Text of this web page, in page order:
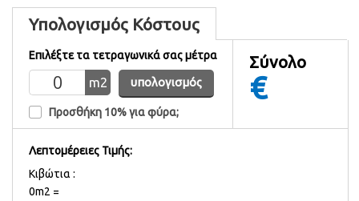
Υπολογισμός Κόστους
Επιλέξτε τα τετραγωνικά σας μέτρα
m2 υπολογισμός
Προσθήκη 10% για φύρα;
Σύνολο
€
Λεπτομέρειες Τιμής:
Kιβώτια :
0m2 =